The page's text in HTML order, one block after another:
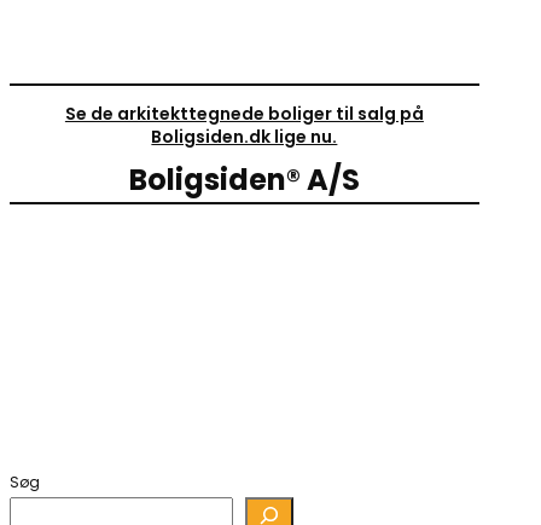
Se de arkitekttegnede boliger til salg på
Boligsiden.dk lige nu.
Boligsiden® A/S
Søg